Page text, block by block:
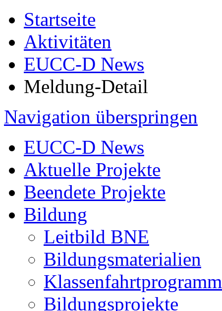
Startseite
Aktivitäten
EUCC-D News
Meldung-Detail
Navigation überspringen
EUCC-D News
Aktuelle Projekte
Beendete Projekte
Bildung
Leitbild BNE
Bildungsmaterialien
Klassenfahrtprogramm
Bildungsprojekte